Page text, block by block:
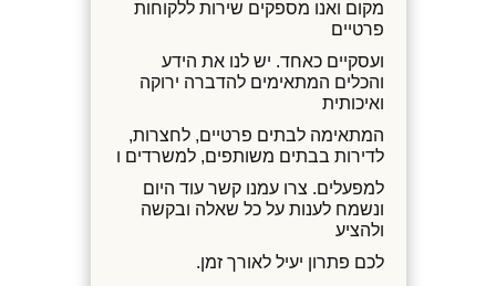
מקום ואנו מספקים שירות ללקוחות
פרטיים
ועסקיים כאחד. יש לנו את הידע
והכלים המתאימים להדברה ירוקה
ואיכותית
המתאימה לבתים פרטיים, לחצרות,
לדירות בבתים משותפים, למשרדים ו
למפעלים. צרו עמנו קשר עוד היום
ונשמח לענות על כל שאלה ובקשה
ולהציע
לכם פתרון יעיל לאורך זמן.